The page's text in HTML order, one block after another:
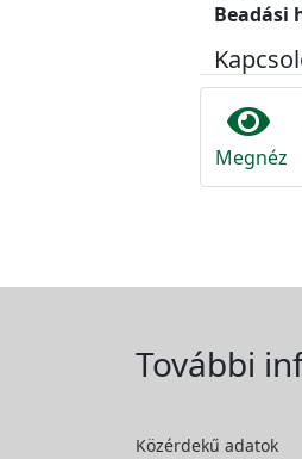
Beadási
Megnéz
További
Közérdekű adatok